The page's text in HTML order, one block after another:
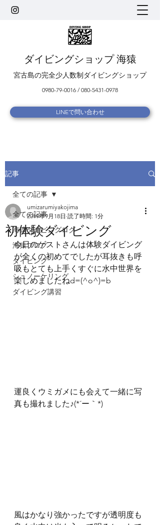
ダイビングショップ 海猿
宮古島の完全少人数制ダイビングショップ
0980-79-0016 /080-5431-0978
LINEで問い合わせ
記事
全ての記事
海猿ダイビングログ
海猿ブログ
ダイビング
シュノーケリング
ダイビング講習
全ての記事
初体験ダイビング
umizarumiyakojima
2019年9月18日 読了時間: 1分
今日のゲストさんは体験ダイビング
が全くの初めてでしたが耳抜きも呼
吸もとても上手くすぐに水中世界を
楽しめましたねd=(^o^)=b
運良くウミガメにも会えて一緒に写
真も撮れました♪(*´ー｀*)
風はかなり強かったですが透明度も